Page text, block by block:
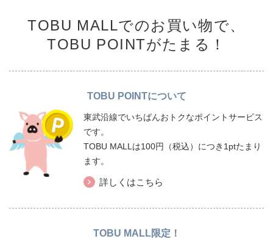
TOBU MALLでのお買い物で、
TOBU POINTがたまる！
TOBU POINTについて
東武沿線でいちばんおトクなポイントサービス
です。
TOBU MALLは100円（税込）につき1ptたまり
ます。
詳しくはこちら
TOBU MALL限定！